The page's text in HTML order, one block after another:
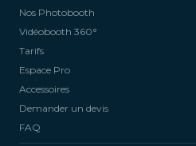
Nos Photobooth
Vidéobooth 360°
Tarifs
Espace Pro
Accessoires
Demander un devis
FAQ